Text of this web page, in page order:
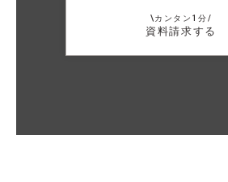
\カンタン1分/
資料請求する